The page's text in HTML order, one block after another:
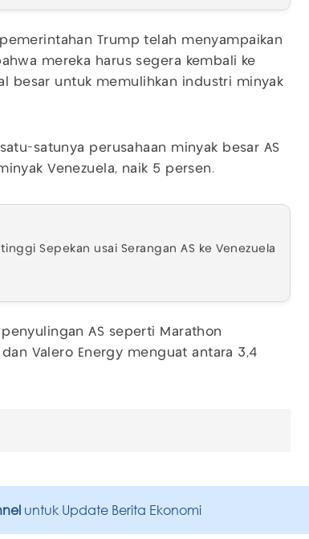
Trump telah menyampaikan
mereka harus segera kembali ke
besar untuk memulihkan industri minyak
satunya perusahaan minyak besar AS
Venezuela, naik 5 persen.
Sepekan usai Serangan AS ke Venezuela
AS seperti Marathon
dan Valero Energy menguat antara 3,4
untuk Update Berita Ekonomi